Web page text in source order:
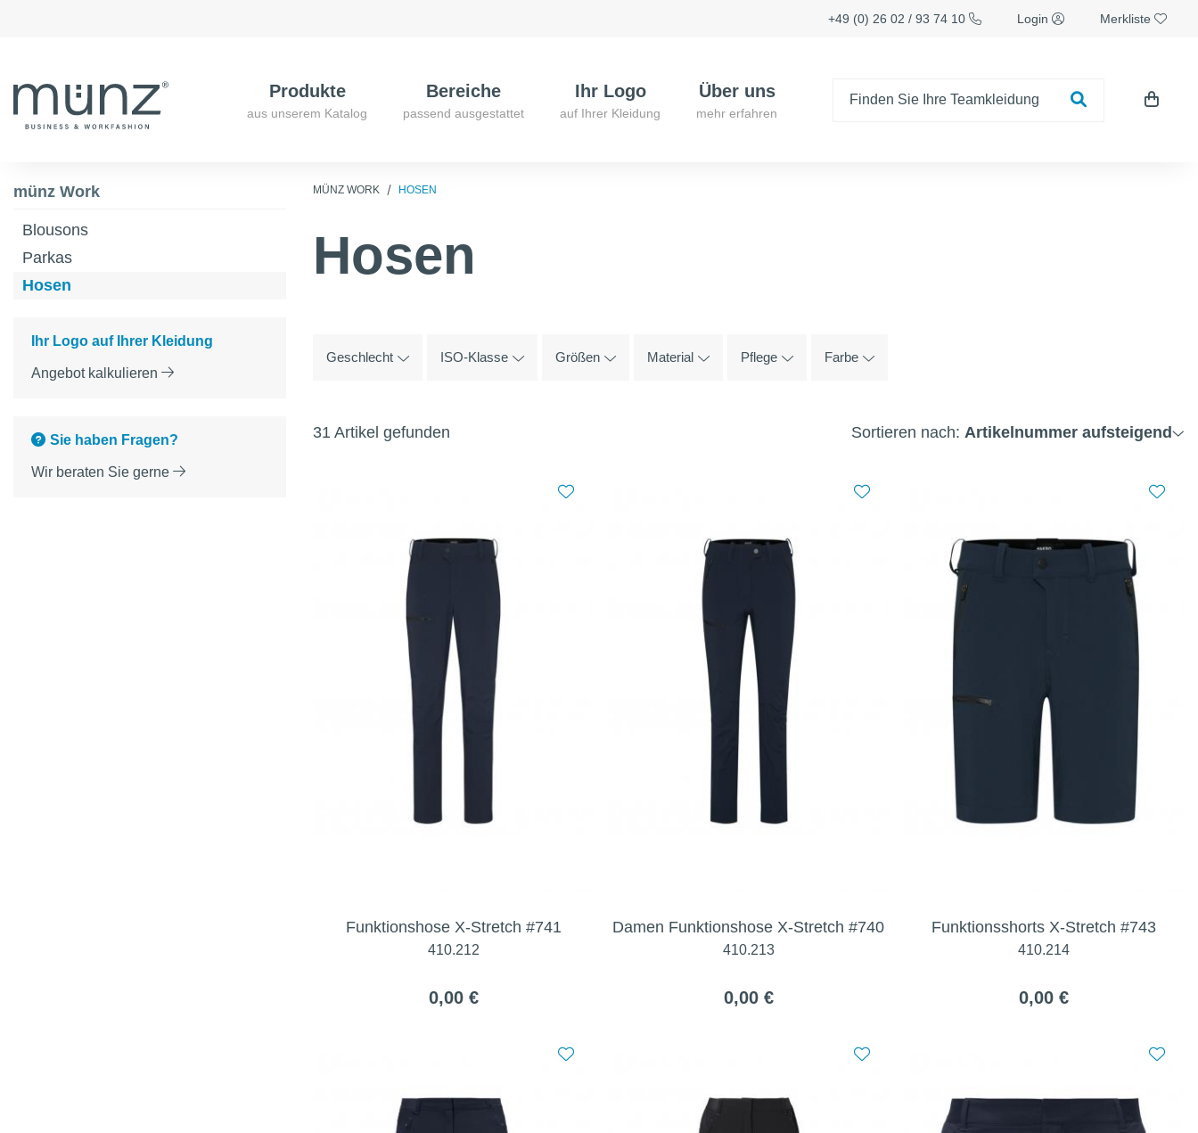
+49 (0) 26 02 / 93 74 10 Login Merkliste
Produkte
aus unserem Katalog
Bereiche
passend ausgestattet
Ihr Logo
auf Ihrer Kleidung
Über uns
mehr erfahren
münz Work
Blousons
Parkas
Hosen
Ihr Logo auf Ihrer Kleidung
Angebot kalkulieren
Sie haben Fragen?
Wir beraten Sie gerne
MÜNZ WORK HOSEN
Hosen
Geschlecht ISO-Klasse Größen Material Pflege Farbe
31 Artikel gefunden Sortieren nach: Artikelnummer aufsteigend
Funktionshose X-Stretch #741
410.212
0,00 €
Damen Funktionshose X-Stretch #740
410.213
0,00 €
Funktionsshorts X-Stretch #743
410.214
0,00 €